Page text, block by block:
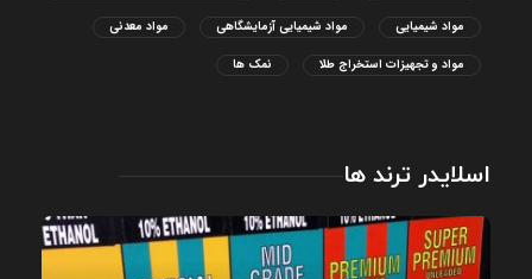
مواد شیمیایی مواد شیمیایی آزمایشگاهی مواد معدنی
مواد و تجهیزات استخراج طلا نمک ها
اسلایدر ترند ها